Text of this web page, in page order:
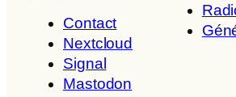
Contact
Nextcloud
Signal
Mastodon